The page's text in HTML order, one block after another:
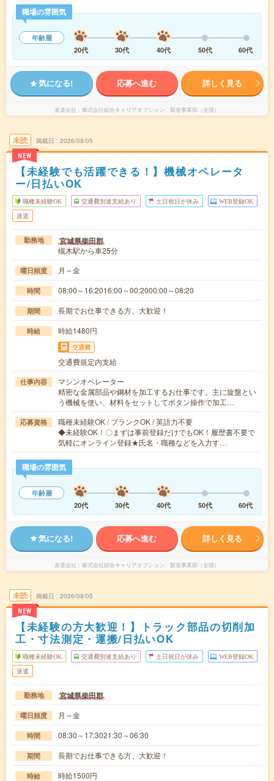
職場の雰囲気
年齢層
20代
30代 40代 50代 60代
気になる! 応募へ進む 詳しく見る
派遣会社 株式会社綜合キャリアオプション 製造事業部（全国）
未読
NEW
掲載日 2026/08/05
【未経験でも活躍できる！】機械オペレータ
ー/日払いOK
職種未経験OK 交通費別途支給あり 土日祝日が休み WEB登録OK
派遣
勤務地 宮城県柴田郡
槻木駅から車25分
曜日頻度 月～金
時間 08:00～16:2016:00～00:2000:00～08:20
期間 長期でお仕事できる方、大歓迎！
時給 時給1480円
交通費
交通費規定内支給
仕事内容
マシンオペレーター
精密な金属部品や鋼材を加工するお仕事です。主に旋盤とい
う機械を使い、材料をセットしてボタン操作で加工…
応募資格
職種未経験OK / ブランクOK / 英語力不要
◆未経験OK！〇まずは事前登録だけでもOK！履歴書不要で
気軽にオンライン登録★氏名・職種などを入力す…
職場の雰囲気
年齢層
20代
30代 40代 50代 60代
気になる! 応募へ進む 詳しく見る
派遣会社 株式会社綜合キャリアオプション 製造事業部（全国）
未読
NEW
掲載日 2026/08/05
【未経験の方大歓迎！】トラック部品の切削加
工・寸法測定・運搬/日払いOK
職種未経験OK 交通費別途支給あり 土日祝日が休み WEB登録OK
派遣
勤務地 宮城県柴田郡
曜日頻度 月～金
時間 08:30～17:3021:30～06:30
期間 長期でお仕事できる方、大歓迎！
時給 時給1500円